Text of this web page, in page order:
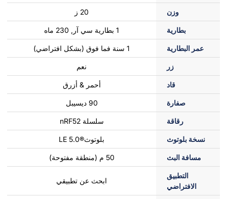
وزن 20 ز
بطارية 1 بطارية سي آر, 230 ماه
عمر البطارية 1 سنة فما فوق (بشكل افتراضي)
زر نعم
قاد أحمر & أزرق
صفارة 90 ديسيبل
رقاقة سلسلة nRF52
نسخة بلوتوث بلوتوث®LE 5.0
مسافة البث 50 م (منطقة مفتوحة)
التطبيق
الافتراضي
ابحث عن تطبيقي